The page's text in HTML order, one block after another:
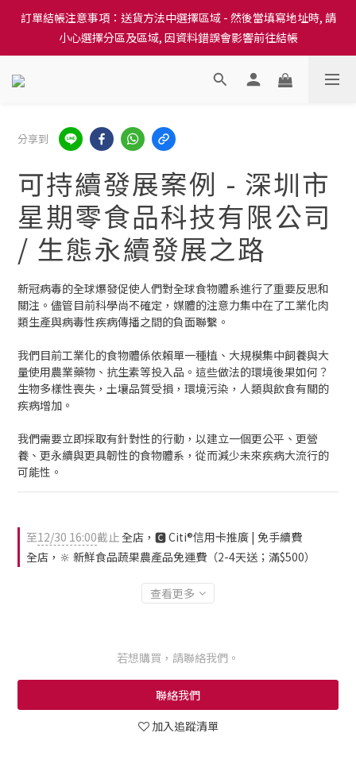
訂單結帳注意事項：送貨方法中選擇區域 - 然後當填寫地址時, 請
小心選擇分區及區域, 因資料錯誤會影響前往結帳
訂單結帳注意事項：送貨方法中選擇區域 - 然後當填寫地址時, 請
小心選擇分區及區域, 因資料錯誤會影響前往結帳
隆重推出本地培育田香雞、金棠雞、粵皇鷄及平原雞等，想食靚雞
訂單結帳注意事項：送貨方法中選擇區域 - 然後當填寫地址時, 請
小心選擇分區及區域, 因資料錯誤會影響前往結帳
分享到
可持續發展案例 - 深圳市
星期零食品科技有限公司
/ 生態永續發展之路
新冠病毒的全球爆發促使人們對全球食物體系進行了重要反思和
關注。儘管目前科學尚不確定，媒體的注意力集中在了工業化肉
類生產與病毒性疾病傳播之間的負面聯繫。
我們目前工業化的食物體係依賴單一種植、大規模集中飼養與大
量使用農業藥物、抗生素等投入品。這些做法的環境後果如何？
生物多樣性喪失，土壤品質受損，環境污染，人類與飲食有關的
疾病增加。
我們需要立即採取有針對性的行動，以建立一個更公平、更營
養、更永續與更具韌性的食物體系，從而減少未來疾病大流行的
可能性。
至12/30 16:00截止全店，🅲 Citi®信用卡推廣 | 免手續費
全店，🔆 新鮮食品蔬果農產品免運費（2-4天送；滿$500）
查看更多
若想購買，請聯絡我們。
聯絡我們
加入追蹤清單